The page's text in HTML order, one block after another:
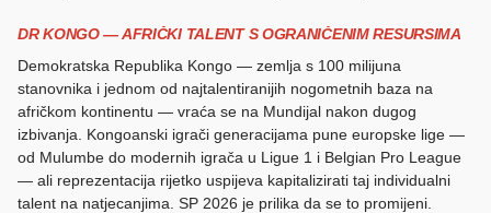
DR KONGO — AFRIČKI TALENT S OGRANIČENIM RESURSIMA
Demokratska Republika Kongo — zemlja s 100 milijuna
stanovnika i jednom od najtalentiranijih nogometnih baza na
afričkom kontinentu — vraća se na Mundijal nakon dugog
izbivanja. Kongoanski igrači generacijama pune europske lige —
od Mulumbe do modernih igrača u Ligue 1 i Belgian Pro League
— ali reprezentacija rijetko uspijeva kapitalizirati taj individualni
talent na natjecanjima. SP 2026 je prilika da se to promijeni.